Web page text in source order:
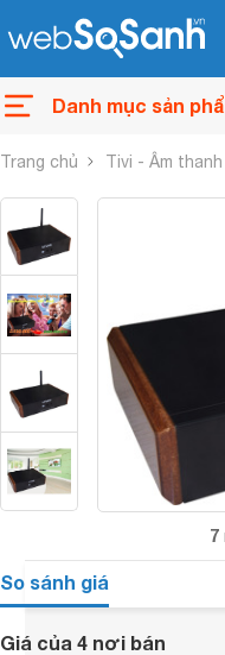
Danh mục sản
Trang chủ Tivi - Âm thanh
7
So sánh giá
Giá của 4 nơi bán